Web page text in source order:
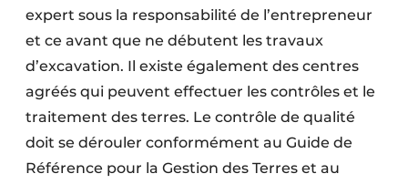
expert sous la responsabilité de l’entrepreneur
et ce avant que ne débutent les travaux
d’excavation. Il existe également des centres
agréés qui peuvent effectuer les contrôles et le
traitement des terres. Le contrôle de qualité
doit se dérouler conformément au Guide de
Référence pour la Gestion des Terres et au